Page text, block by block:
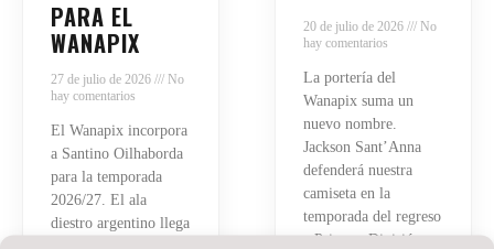
PARA EL
WANAPIX
27 de julio de 2026
No
hay comentarios
El Wanapix incorpora
a Santino Oilhaborda
para la temporada
2026/27. El ala
diestro argentino llega
20 de julio de 2026
No
hay comentarios
La portería del
Wanapix suma un
nuevo nombre.
Jackson Sant’Anna
defenderá nuestra
camiseta en la
temporada del regreso
a Primera División.